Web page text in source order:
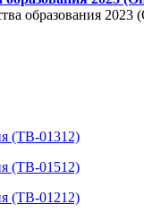
образования
(ТВ-01312)
(ТВ-01512)
(ТВ-01212)